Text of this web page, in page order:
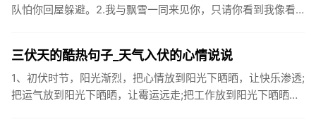
队怕你回屋躲避。2.我与飘雪一同来见你，只请你看到我像看
三伏天的酷热句子_天气入伏的心情说说
1、初伏时节，阳光渐烈，把心情放到阳光下晒晒，让快乐渗透;
把运气放到阳光下晒晒，让霉运远走;把工作放到阳光下晒晒，